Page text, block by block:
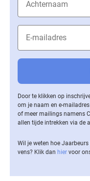
Door te klikken op
om je naam en e-
of meer mailings namens
allen tijde intrekken via de
Wil je weten hoe
vens? Klik dan hier voor